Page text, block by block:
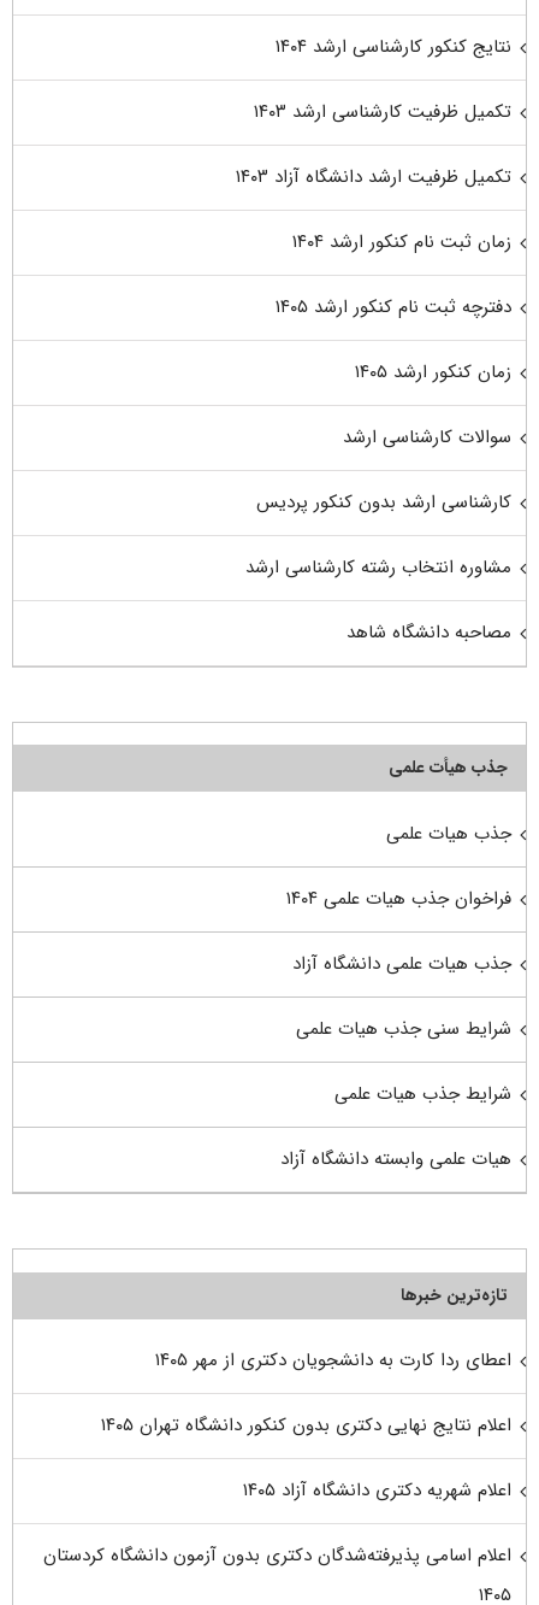
نتایج کنکور کارشناسی ارشد ۱۴۰۴
تکمیل ظرفیت کارشناسی ارشد ۱۴۰۳
تکمیل ظرفیت ارشد دانشگاه آزاد ۱۴۰۳
زمان ثبت نام کنکور ارشد ۱۴۰۴
دفترچه ثبت نام کنکور ارشد ۱۴۰۵
زمان کنکور ارشد ۱۴۰۵
سوالات کارشناسی ارشد
کارشناسی ارشد بدون کنکور پردیس
مشاوره انتخاب رشته کارشناسی ارشد
مصاحبه دانشگاه شاهد
جذب هیأت علمی
جذب هیات علمی
فراخوان جذب هیات علمی ۱۴۰۴
جذب هیات علمی دانشگاه آزاد
شرایط سنی جذب هیات علمی
شرایط جذب هیات علمی
هیات علمی وابسته دانشگاه آزاد
تازه‌ترین خبرها
اعطای ردا کارت به دانشجویان دکتری از مهر ۱۴۰۵
اعلام نتایج نهایی دکتری بدون کنکور دانشگاه تهران ۱۴۰۵
اعلام شهریه دکتری دانشگاه آزاد ۱۴۰۵
اعلام اسامی پذیرفته‌شدگان دکتری بدون آزمون دانشگاه کردستان
۱۴۰۵